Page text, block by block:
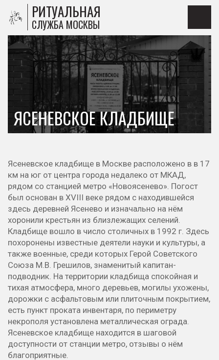
РИТУАЛЬНАЯ
СЛУЖБА МОСКВЫ
ЯСЕНЕВСКОЕ КЛАДБИЩЕ
Ясеневское кладбище в Москве расположено в в 17
км на юг от центра города недалеко от МКАД,
рядом со станцией метро «Новоясенево». Погост
был основан в XVIII веке рядом с находившейся
здесь деревней Ясенево и изначально на нём
хоронили крестьян из близлежащих селений.
Кладбище вошло в число столичных в 1992 г. Здесь
похоронены известные деятели науки и культуры, а
также военные, среди которых Герой Советского
Союза М.В. Грешилов, знаменитый капитан-
подводник. На территории кладбища спокойная и
тихая атмосфера, много деревьев, могилы ухожены,
дорожки с асфальтовым или плиточным покрытием,
есть пункт проката инвентаря, по периметру
некрополя установлена металлическая ограда.
Ясеневское кладбище находится в шаговой
доступности от станции метро, отзывы о нём
благоприятные.